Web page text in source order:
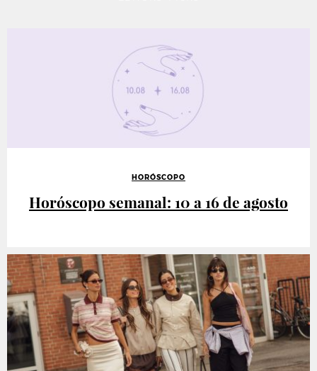
HORÓSCOPO
Horóscopo semanal: 10 a 16 de agosto